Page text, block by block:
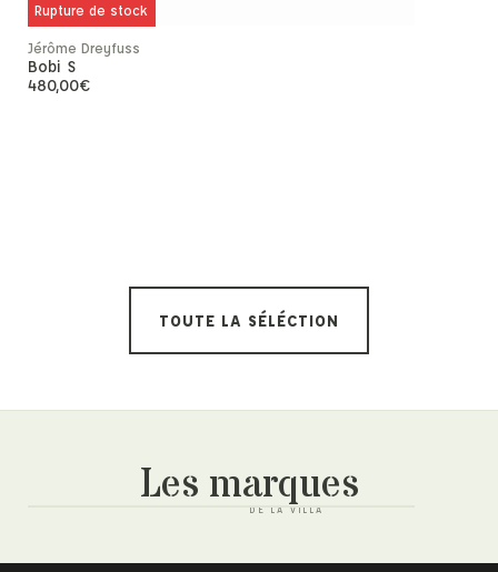
Rupture de stock
Jérôme Dreyfuss
Bobi S
480,00€
TOUTE LA SÉLÉCTION
Les marques